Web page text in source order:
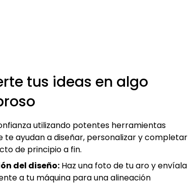
tus ideas en algo
utilizando potentes herramientas
te ayudan a diseñar, personalizar y completar
de principio a fin.
del diseño: Haz una foto de tu aro y envíala
a tu máquina para una alineación